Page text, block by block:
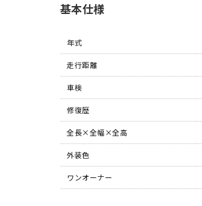
基本仕様
年式
走行距離
車検
修復歴
全長×全幅×全高
外装色
ワンオーナー